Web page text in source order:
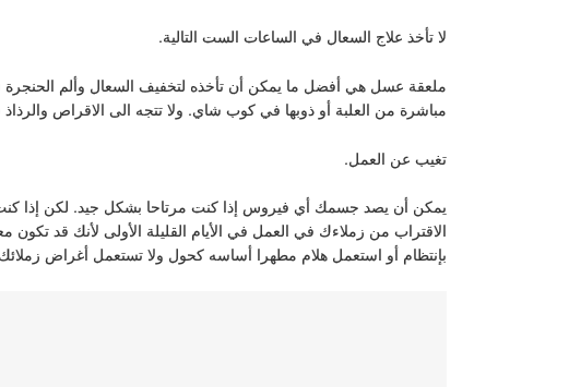
لا تأخذ علاج السعال في الساعات الست التالية.
ملعقة عسل هي أفضل ما يمكن أن تأخذه لتخفيف السعال وألم الحنجرة
مباشرة من العلبة أو ذوبها في كوب شاي. ولا تتجه الى الاقراص
تغيب عن العمل.
يمكن أن يصد جسمك أي فيروس إذا كنت مرتاحا بشكل جيد. لكن إذا
الاقتراب من زملاءك في العمل في الأيام القليلة الأولى لأنك قد
بإنتظام أو استعمل هلام مطهرا أساسه كحول ولا تستعمل أغراض